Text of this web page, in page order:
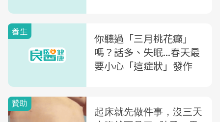
養生
你聽過「三月桃花癲」
嗎？話多、失眠...春天最
要小心「這症狀」發作